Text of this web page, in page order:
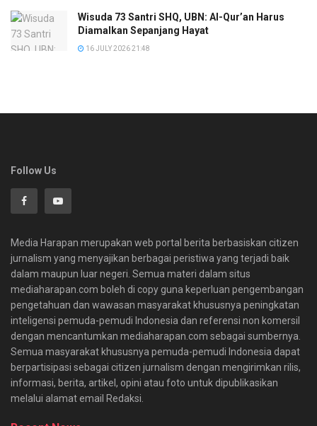
Wisuda 73 Santri SHQ, UBN: Al-Qur’an Harus
Diamalkan Sepanjang Hayat
16 JULY 2026 21:48
Follow Us
Media Harapan merupakan web portal berita berbasiskan citizen
jurnalism yang menyajikan berbagai peristiwa yang terjadi baik
dalam maupun luar negeri. Semua materi dalam situs
mediaharapan.com boleh di copy guna keperluan pengembangan
pengetahuan dan wawasan masyarakat khususnya peningkatan
inteligensi pemuda-pemudi Indonesia dan referensi non komersil
dengan mencantumkan mediaharapan.com sebagai sumbernya.
Semua masyarakat khususnya pemuda-pemudi Indonesia dapat
berpartisipasi sebagai citizen jurnalism dengan mengirimkan rilis,
informasi, berita, artikel, opini atau foto untuk dipublikasikan
melalui alamat email Redaksi.